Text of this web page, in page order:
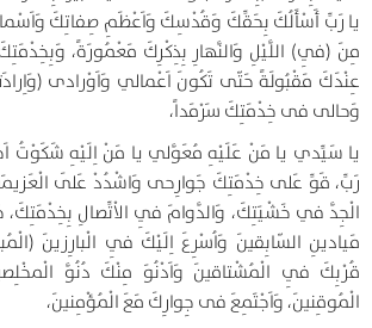
يا رَبِّ أَسْأَلُكَ بِحَقِّكَ وَقُدْسِكَ وَاَعْظَمِ صِفاتِكَ
مِنَ (فِي) اللَّيْلِ وَالنَّهارِ بِذِكْرِكَ مَعْمُورَةً،
عِنْدَكَ مَقْبُولَةً حَتّى تَكُونَ اَعْمالي وَاَوْرادى
وَحالى فى خِدْمَتِكَ سَرْمَداً،
يا سَيِّدي يا مَنْ عَلَيْهِ مُعَوَّلي يا مَنْ اِلَيْهِ شَكَوْتُ
رَبِّ، قَوِّ عَلى خِدْمَتِكَ جَوارِحى وَاشْدُدْ عَلَى
الْجِدَّ في خَشْيَتِكَ، وَالدَّوامَ فِي الاْتِّصالِ
مَيادينِ السّابِقينَ وَاُسْرِعَ اِلَيْكَ فِي الْبارِزينَ
قُرْبِكَ فِي الْمُشْتاقينَ وَاَدْنُوَ مِنْكَ دُنُوَّ
الْمُوقِنينَ، وَاَجْتَمِعَ فى جِوارِكَ مَعَ الْمُؤْمِنينَ،